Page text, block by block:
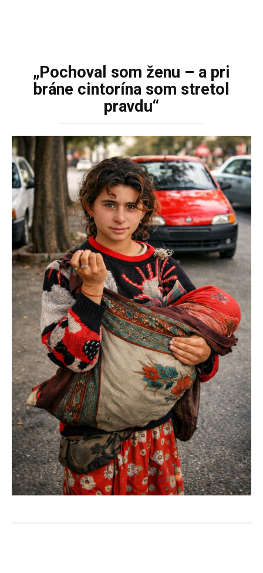
„Pochoval som ženu – a pri
bráne cintorína som stretol
pravdu“